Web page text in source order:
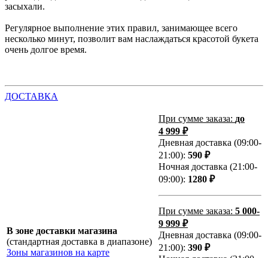
засыхали.
Регулярное выполнение этих правил, занимающее всего
несколько минут, позволит вам наслаждаться красотой букета
очень долгое время.
ДОСТАВКА
В зоне доставки магазина
(стандартная доставка в диапазоне)
Зоны магазинов на карте
При сумме заказа: до
4 999 ₽
Дневная доставка (09:00-
21:00): 590 ₽
Ночная доставка (21:00-
09:00): 1280 ₽
При сумме заказа: 5 000-
9 999 ₽
Дневная доставка (09:00-
21:00): 390 ₽